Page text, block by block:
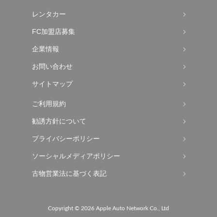
レンタカー
FC加盟店募集
企業情報
お問い合わせ
サイトマップ
ご利用規約
勧誘方針について
プライバシーポリシー
ソーシャルメディアポリシー
古物営業法に基づく表記
Copyright © 2026 Apple Auto Network Co., Ltd